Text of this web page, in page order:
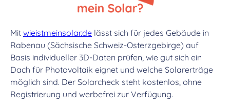
Mit wieistmeinsolar.de lässt sich für jedes Gebäude in
Rabenau (Sächsische Schweiz-Osterzgebirge) auf
Basis individueller 3D-Daten prüfen, wie gut sich ein
Dach für Photovoltaik eignet und welche Solarerträge
möglich sind. Der Solarcheck steht kostenlos, ohne
Registrierung und werbefrei zur Verfügung.